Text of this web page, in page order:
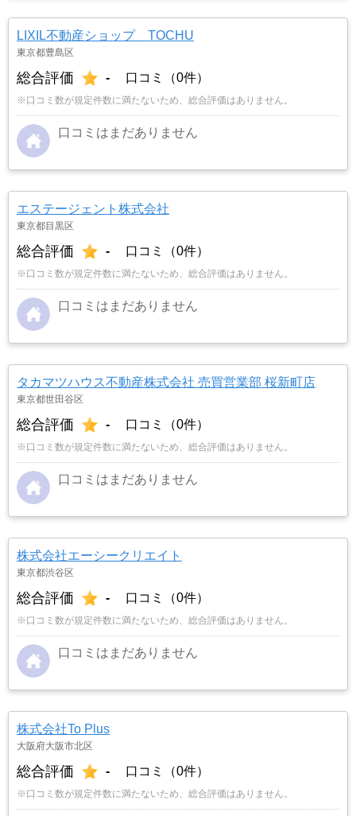
LIXIL不動産ショップ TOCHU
東京都豊島区
総合評価 - 口コミ（0件）
※口コミ数が規定件数に満たないため、総合評価はありません。
口コミはまだありません
エステージェント株式会社
東京都目黒区
総合評価 - 口コミ（0件）
※口コミ数が規定件数に満たないため、総合評価はありません。
口コミはまだありません
タカマツハウス不動産株式会社 売買営業部 桜新町店
東京都世田谷区
総合評価 - 口コミ（0件）
※口コミ数が規定件数に満たないため、総合評価はありません。
口コミはまだありません
株式会社エーシークリエイト
東京都渋谷区
総合評価 - 口コミ（0件）
※口コミ数が規定件数に満たないため、総合評価はありません。
口コミはまだありません
株式会社To Plus
大阪府大阪市北区
総合評価 - 口コミ（0件）
※口コミ数が規定件数に満たないため、総合評価はありません。